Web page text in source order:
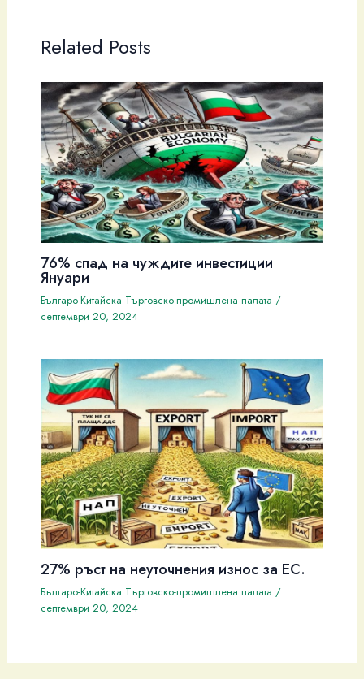
Related Posts
76% спад на чуждите инвестиции
Януари
Българо-Китайска Търговско-промишлена палaта /
септември 20, 2024
27% ръст на неуточнения износ за ЕС.
Българо-Китайска Търговско-промишлена палaта /
септември 20, 2024